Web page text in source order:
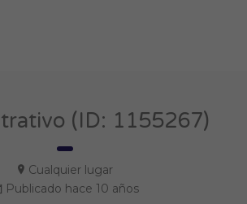
(ID: 1155267)
Cualquier lugar
Publicado hace 10 años